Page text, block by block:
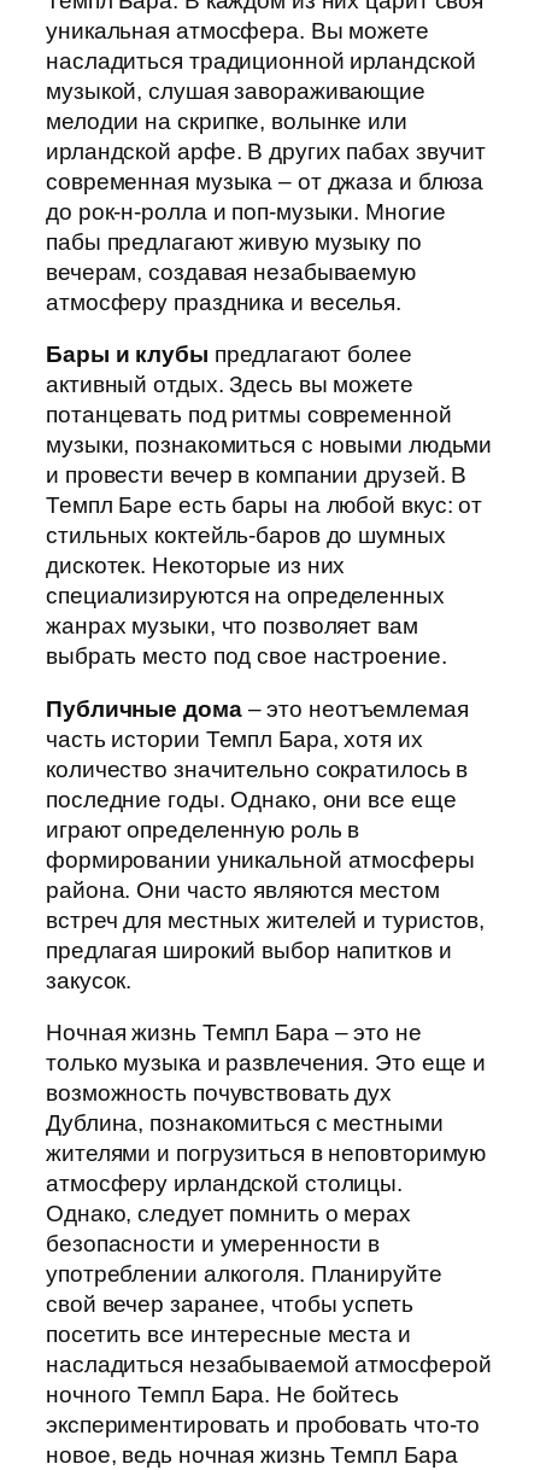
уникальная атмосфера. Вы можете
насладиться традиционной ирландской
музыкой, слушая завораживающие
мелодии на скрипке, волынке или
ирландской арфе. В других пабах звучит
современная музыка – от джаза и блюза
до рок-н-ролла и поп-музыки. Многие
пабы предлагают живую музыку по
вечерам, создавая незабываемую
атмосферу праздника и веселья.
Бары и клубы предлагают более
активный отдых. Здесь вы можете
потанцевать под ритмы современной
музыки, познакомиться с новыми людьми
и провести вечер в компании друзей. В
Темпл Баре есть бары на любой вкус: от
стильных коктейль-баров до шумных
дискотек. Некоторые из них
специализируются на определенных
жанрах музыки, что позволяет вам
выбрать место под свое настроение.
Публичные дома– это неотъемлемая
часть истории Темпл Бара, хотя их
количество значительно сократилось в
последние годы. Однако, они все еще
играют определенную роль в
формировании уникальной атмосферы
района. Они часто являются местом
встреч для местных жителей и туристов,
предлагая широкий выбор напитков и
закусок.
Ночная жизнь Темпл Бара – это не
только музыка и развлечения. Это еще и
возможность почувствовать дух
Дублина, познакомиться с местными
жителями и погрузиться в неповторимую
атмосферу ирландской столицы.
Однако, следует помнить о мерах
безопасности и умеренности в
употреблении алкоголя. Планируйте
свой вечер заранее, чтобы успеть
посетить все интересные места и
насладиться незабываемой атмосферой
ночного Темпл Бара. Не бойтесь
экспериментировать и пробовать что-то
новое, ведь ночная жизнь Темпл Бара